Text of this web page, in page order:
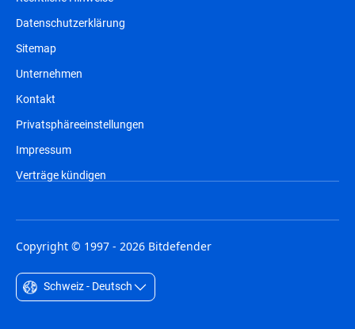
Datenschutzerklärung
Sitemap
Unternehmen
Kontakt
Privatsphäreeinstellungen
Impressum
Verträge kündigen
Copyright © 1997 - 2026 Bitdefender
Schweiz - Deutsch